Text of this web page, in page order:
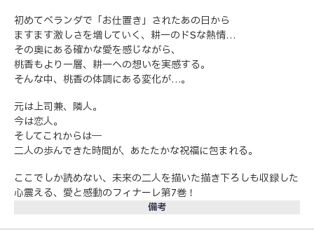
初めてベランダで「お仕置き」されたあの日から
ますます激しさを増していく、耕一のドSな熱情…
その奥にある確かな愛を感じながら、
桃香もより一層、耕一への想いを実感する。
そんな中、桃香の体調にある変化が…。
元は上司兼、隣人。
今は恋人。
そしてこれからは──
二人の歩んできた時間が、あたたかな祝福に包まれる。
ここでしか読めない、未来の二人を描いた描き下ろしも収録した
心震える、愛と感動のフィナーレ第7巻！
備考